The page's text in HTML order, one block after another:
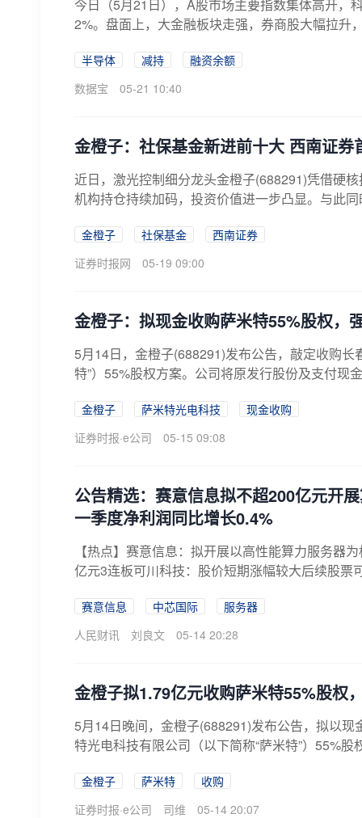
今日（5月21日），A股市场主要指数集体高开，
2%。盘面上，大金融板块走强，券商股大幅拉升
半导体 减持
融资余额
数据宝
05-21 10:40
金橙子：社保基金新进前十大 西南证券
近日，激光控制细分龙头金橙子(688291)凭借硬
机构持仓持续加码，投资价值进一步凸显。与此
金橙子 社保基金
西南证券
证券时报网
05-19 09:00
金橙子：拟现金收购萨米特55%股权，
5月14日，金橙子(688291)发布公告，敲定收购
特”）55%股权方案。公司将原发行股份及支付现
金橙子 萨米特光电科技
现金收购
证券时报·e公司
05-15 09:08
公告精选：赛意信息拟不超200亿元开
一季度净利润同比增长0.4%
【热点】赛意信息：拟开展以高性能算力服务器
亿元3连板可川科技：股价短期涨幅较大后续股票
赛意信息 中芯国际
服务器
人民财讯
刘良文 05-14 20:28
金橙子拟1.79亿元收购萨米特55%股权
5月14日晚间，金橙子(688291)发布公告，拟以
特光电科技有限公司（以下简称“萨米特”）55%
金橙子 萨米特
收购
证券时报·e公司
司维 05-14 20:07